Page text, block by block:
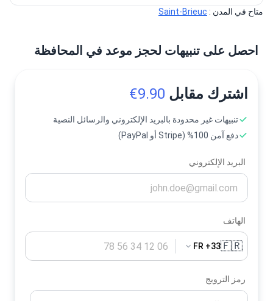
متاح في المدن : Saint-Brieuc
احصل على تنبيهات لحجز موعد في المحافظة
اشترك مقابل 9.90€
تنبيهات غير محدودة بالبريد الإلكتروني والرسائل النصية
دفع آمن 100% (Stripe أو PayPal)
البريد الإلكتروني
الهاتف
🇫🇷
FR +33
رمز الترويج